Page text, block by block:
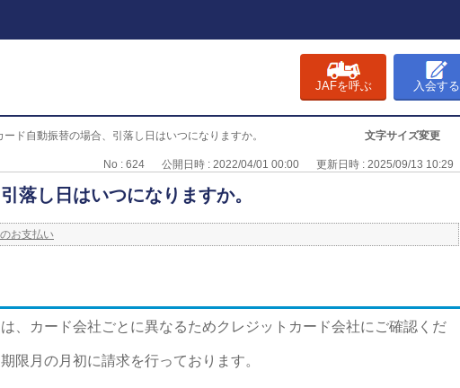
JAFを呼ぶ 入会する
文字サイズ変更
ード自動振替の場合、引落し日はいつになりますか。
No : 624 公開日時 : 2022/04/01 00:00 更新日時 : 2025/09/13 10:29
落し日はいつになりますか。
お支払い
、カード会社ごとに異なるためクレジットカード会社にご確認くだ
限月の月初に請求を行っております。